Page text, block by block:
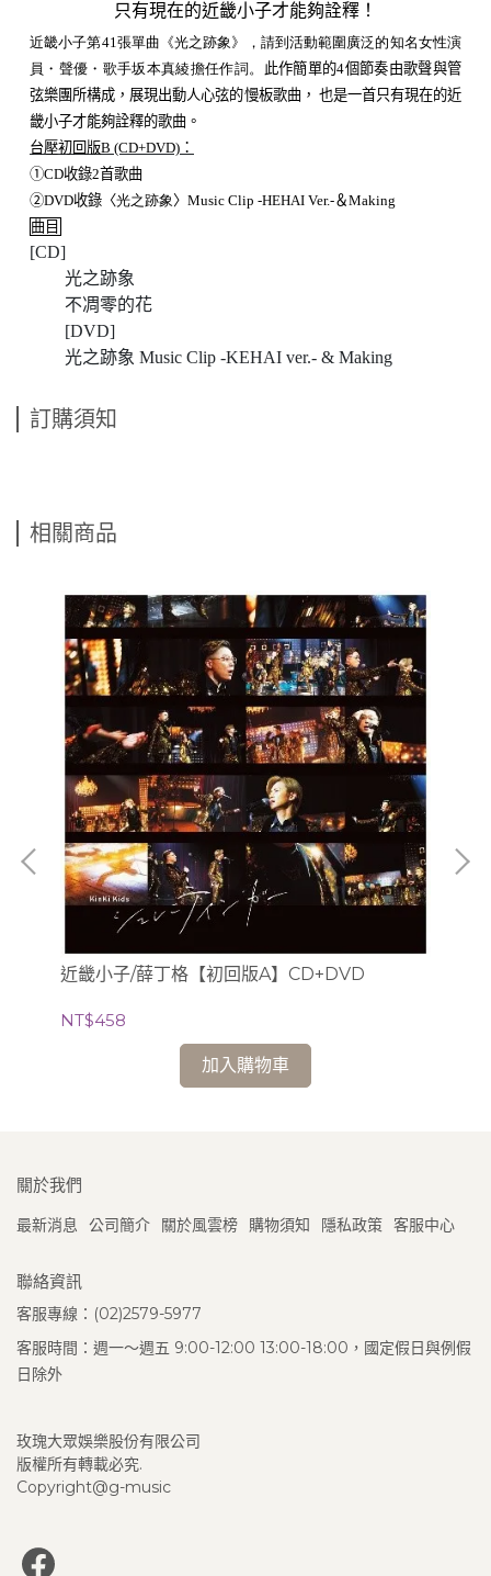
只有現在的近畿小子才能夠詮釋！
近畿小子第41張單曲《光之跡象》，請到活動範圍廣泛的知名女性演
員・聲優・歌手坂本真綾擔任作詞。 此作簡單的4個節奏由歌聲與管
弦樂團所構成，展現出動人心弦的慢板歌曲， 也是一首只有現在的近
畿小子才能夠詮釋的歌曲。
台壓初回版B (CD+DVD)：
①CD收錄2首歌曲
②DVD收錄〈光之跡象〉Music Clip -HEHAI Ver.-＆Making
曲目
[CD]
光之跡象
不凋零的花
[DVD]
光之跡象 Music Clip -KEHAI ver.- & Making
訂購須知
相關商品
近畿小子/薛丁格【初回版A】CD+DVD
NT$458
加入購物車
關於我們
最新消息 公司簡介 關於風雲榜 購物須知 隱私政策 客服中心
聯絡資訊
客服專線：(02)2579-5977
客服時間：週一～週五 9:00-12:00 13:00-18:00，國定假日與例假
日除外
玫瑰大眾娛樂股份有限公司
版權所有轉載必究.
Copyright@g-music